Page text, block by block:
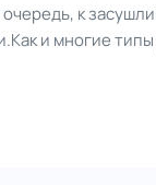
к
и многие